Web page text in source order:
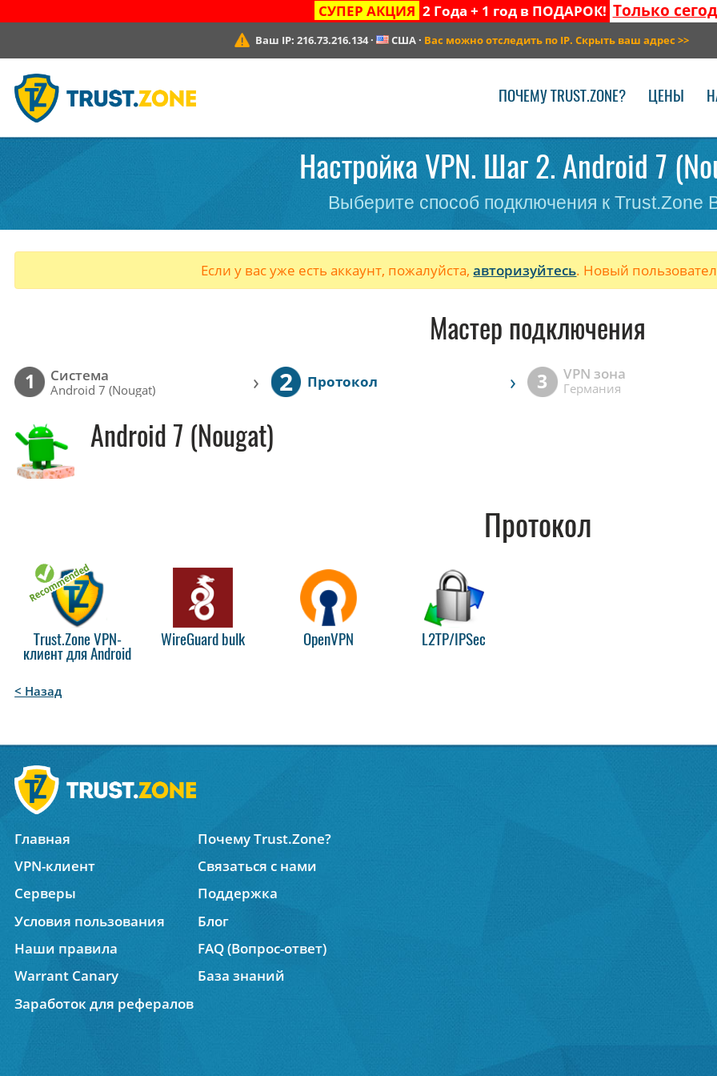
СУПЕР АКЦИЯ 2 Года + 1 год в ПОДАРОК! Только
Ваш IP:216.73.216.134· США· Вас можно отследить по IP. Скрыть ваш адрес >>
ПОЧЕМУ TRUST.ZONE? ЦЕНЫ
Настройка VPN. Шаг 2. Android 7
Выберите способ подключения к Trust.Zone
Если у вас уже есть аккаунт, пожалуйста,авторизуйтесь. Новый
Мастер подключения
1 Cистема
Android 7 (Nougat) › 2 Протокол › 3 VPN зона
Германия
Android 7 (Nougat)
Протокол
Trust.Zone VPN-
клиент для Android
WireGuard bulk OpenVPN L2TP/IPSec
< Назад
Главная
Почему Trust.Zone?
VPN-клиент
Связаться с нами
Серверы
Поддержка
Условия пользования
Блог
Наши правила
FAQ (Вопрос-ответ)
Warrant Canary
База знаний
Заработок для рефералов